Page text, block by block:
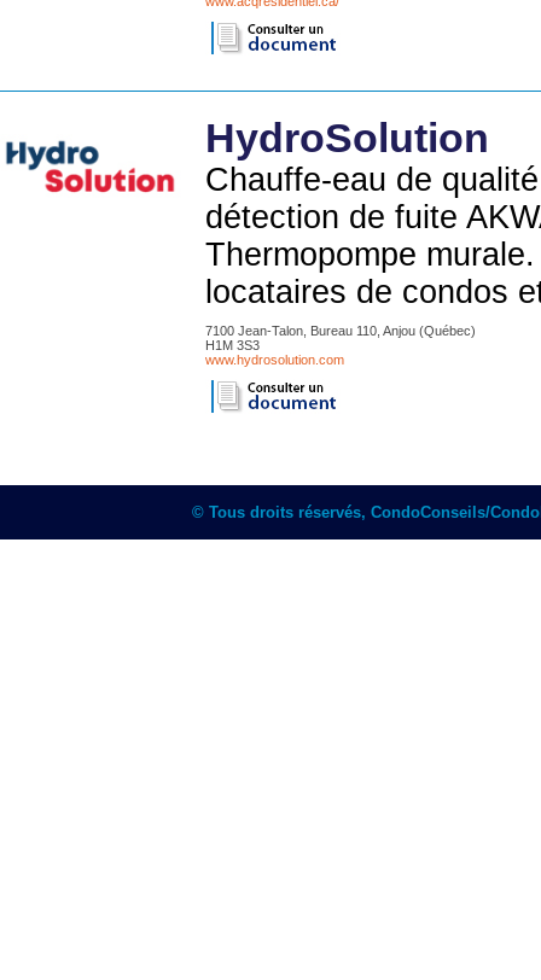
HydroSolution
Chauffe-eau de
détection de fuite
Thermopompe
locataires de condos
7100 Jean-Talon, Bureau 110, Anjou (Québec)
H1M 3S3
www.hydrosolution.com
© Tous droits réservés, CondoConseils/